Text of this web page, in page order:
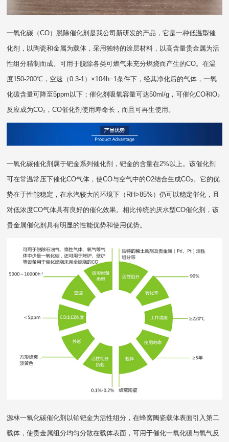
一氧化碳（CO）脱除催化剂是我公司新研发的产品，它是一种低温型催
化剂，以陶瓷和金属为载体，采用独特的涂层材料，以高含量贵金属为活
性组分精制而成。可用于脱除各类可燃气未充分燃烧而产生的CO。在温
度150-200℃，空速（0.3-1）×104h−1条件下，经其净化后的气体，一氧
化碳含量可降至5ppm以下；催化剂吸氧容量可达50ml/g，可催化CO和O₂
反应成为CO₂，CO催化剂使用寿命长，而且可再生使用。
一氧化碳催化剂属于钯金系列催化剂，钯金的含量在2%以上。该催化剂
可在常温常压下催化CO气体，使CO与空气中的O2结合生成CO₂。它的优
势在于性能稳定，在水汽较大的环境下（RH>85%）仍可以稳定催化，且
对低浓度CO气体具有良好的催化效果。相比传统的厌水型CO催化剂，该
贵金属催化剂具有明显的性能优势和使用优势。
源林一氧化碳催化剂以铂钯金为活性组分，在蜂窝陶瓷载体表面引入第二
载体，使贵金属组分均匀分散在载体表面，可用于催化一氧化碳与氧气反